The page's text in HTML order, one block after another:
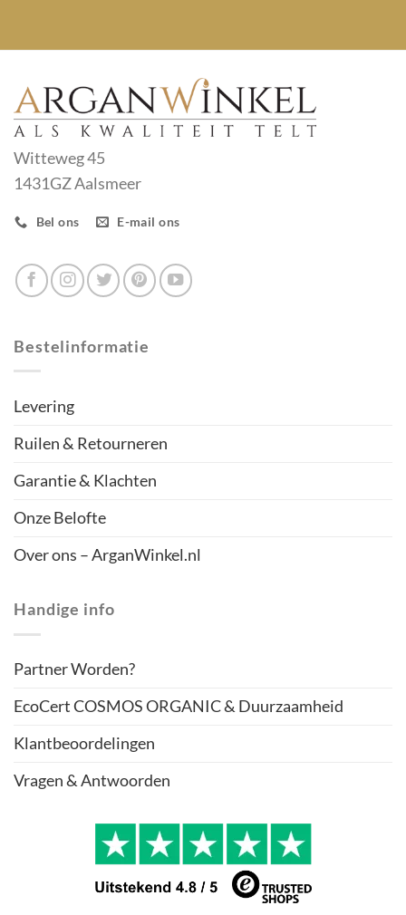
Witteweg 45
1431GZ Aalsmeer
Bel ons E-mail ons
Bestelinformatie
Levering
Ruilen & Retourneren
Garantie & Klachten
Onze Belofte
Over ons – ArganWinkel.nl
Handige info
Partner Worden?
EcoCert COSMOS ORGANIC & Duurzaamheid
Klantbeoordelingen
Vragen & Antwoorden